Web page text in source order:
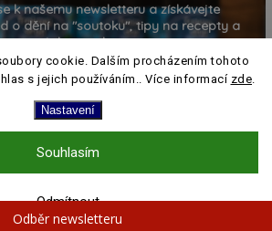
cookie. Dalším procházením tohoto
s jejich používáním.. Více informací zde.
Nastavení
Odmítnout
Souhlasím
k našemu newsletteru a získávejte
o dění na "soutoku", tipy na recepty a
pozvánky na akce
K ODBĚRU
Odběr newsletteru